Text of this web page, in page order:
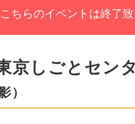
こちらのイベントは終了
京しごとセン
）